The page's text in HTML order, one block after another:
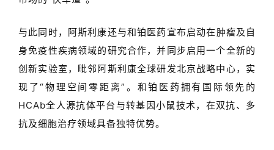
与此同时，阿斯利康还与和铂医药宣布启动在肿瘤及自
身免疫性疾病领域的研究合作，并同步启用一个全新的
创新实验室，毗邻阿斯利康全球研发北京战略中心，实
现了“物理空间零距离” 。 和铂医药拥有国际领先的
HCAb全人源抗体平台与转基因小鼠技术，在双抗、多
抗及细胞治疗领域具备独特优势。